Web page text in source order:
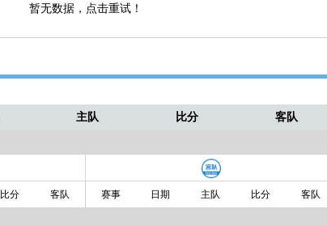
暂无数据，点击重试！
主队 比分 客队
比分 客队 赛事 日期 主队 比分 客队